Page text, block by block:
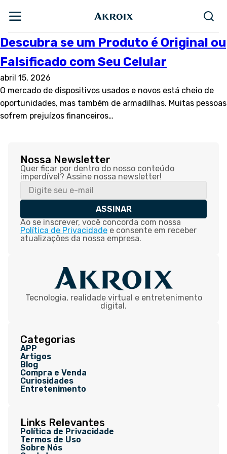
Descubra se um Produto é Original ou
Falsificado com Seu Celular
abril 15, 2026
O mercado de dispositivos usados e novos está cheio de
oportunidades, mas também de armadilhas. Muitas pessoas
sofrem prejuízos financeiros…
Nossa Newsletter
Quer ficar por dentro do nosso conteúdo
imperdível? Assine nossa newsletter!
ASSINAR
Ao se inscrever, você concorda com nossa
Política de Privacidade e consente em receber
atualizações da nossa empresa.
Tecnologia, realidade virtual e entretenimento
digital.
Categorias
APP
Artigos
Blog
Compra e Venda
Curiosidades
Entretenimento
Links Relevantes
Política de Privacidade
Termos de Uso
Sobre Nós